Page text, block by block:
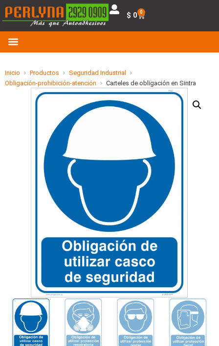
$ 0 0
Inicio Productos
Seguridad Industrial
Obligación-prohibición-atención
Carteles de obligación en Sintra